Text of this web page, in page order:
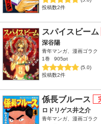
投稿数2件
スパイスビーム
深谷陽
青年マンガ、漫画ゴラク
1巻
905pt
(5.0)
投稿数2件
係長ブルース
ロドリゲス井之介
青年マンガ、漫画ゴラク